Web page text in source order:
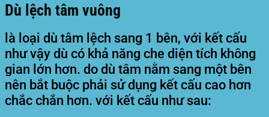
Dù lệch tâm vuông
là loại dù tâm lệch sang 1 bên, với kết cấu
như vậy dù có khả năng che diện tích không
gian lớn hơn. do dù tâm nằm sang một bên
nên bắt buộc phải sử dụng kết cấu cao hơn
chắc chắn hơn. với kết cấu như sau: